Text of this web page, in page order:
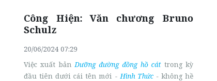
Công Hiện: Văn chương Bruno
Schulz
20/06/2024 07:29
Việc xuất bản Dưỡng đường đồng hồ cát trong kỳ
đầu tiên dưới cái tên mới -Hình Thức- không hề